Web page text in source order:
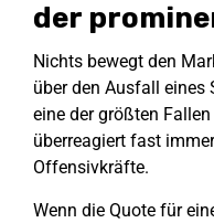
der
Nichts bewegt den
über den Ausfall eines
eine der größten
überreagiert fast
Offensivkräfte.
Wenn die Quote für